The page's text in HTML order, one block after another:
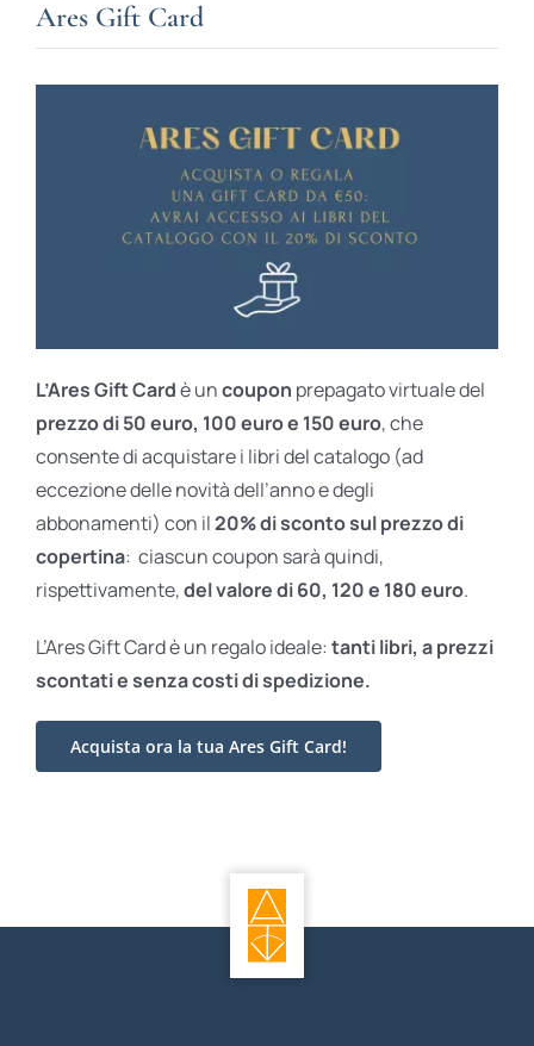
Ares Gift Card
L’Ares Gift Cardè uncoupon prepagato virtuale del
prezzo di 50 euro, 100 euro e 150 euro, che
consente di acquistare i libri del catalogo (ad
eccezione delle novità dell’anno e degli
abbonamenti) con il20% di sconto sul prezzo di
copertina: ciascun coupon sarà quindi,
rispettivamente,del valore di 60, 120 e 180 euro.
L’Ares Gift Card è un regalo ideale: tanti libri, a prezzi
scontati esenza costi di spedizione.
Acquista ora la tua Ares Gift Card!